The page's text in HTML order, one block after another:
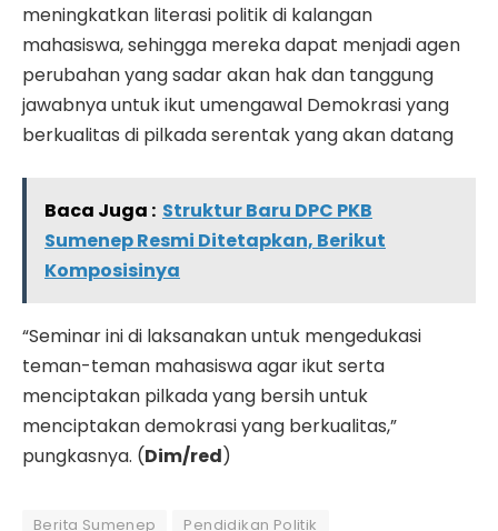
meningkatkan literasi politik di kalangan
mahasiswa, sehingga mereka dapat menjadi agen
perubahan yang sadar akan hak dan tanggung
jawabnya untuk ikut umengawal Demokrasi yang
berkualitas di pilkada serentak yang akan datang
Baca Juga : Struktur Baru DPC PKB
Sumenep Resmi Ditetapkan, Berikut
Komposisinya
“Seminar ini di laksanakan untuk mengedukasi
teman-teman mahasiswa agar ikut serta
menciptakan pilkada yang bersih untuk
menciptakan demokrasi yang berkualitas,”
pungkasnya. (Dim/red)
Berita Sumenep Pendidikan Politik